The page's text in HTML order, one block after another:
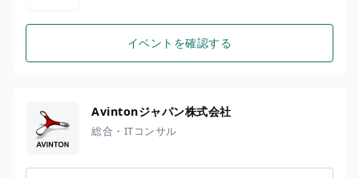
イベントを確認する
Avintonジャパン株式会社
総合・ITコンサル